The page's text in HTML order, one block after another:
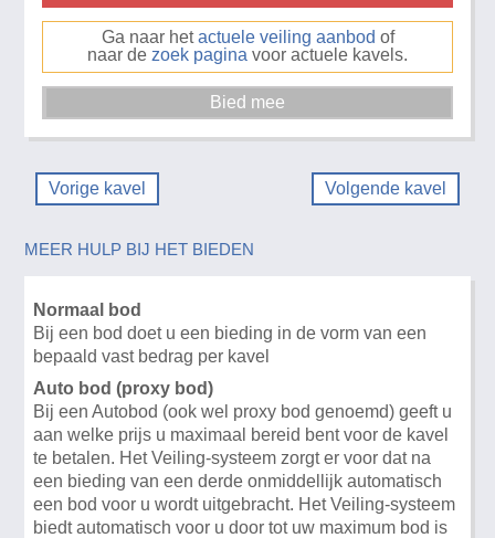
Ga naar hetactuele veiling aanbod of
naar de zoek pagina voor actuele kavels.
Vorige kavel Volgende kavel
MEER HULP BIJ HET BIEDEN
Normaal bod
Bij een bod doet u een bieding in de vorm van een
bepaald vast bedrag per kavel
Auto bod (proxy bod)
Bij een Autobod (ook wel proxy bod genoemd) geeft u
aan welke prijs u maximaal bereid bent voor de kavel
te betalen. Het Veiling-systeem zorgt er voor dat na
een bieding van een derde onmiddellijk automatisch
een bod voor u wordt uitgebracht. Het Veiling-systeem
biedt automatisch voor u door tot uw maximum bod is